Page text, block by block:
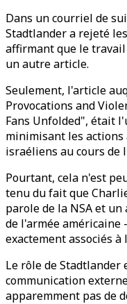
Dans un courriel de
Stadtlander a rejeté
affirmant que le
un autre article.
Seulement, l'article
Provocations and
Fans Unfolded", était
minimisant les actions
israéliens au cours de
Pourtant, cela n'est
tenu du fait que
parole de la NSA et
de l'armée américaine
exactement associés
Le rôle de
communication
apparemment pas de